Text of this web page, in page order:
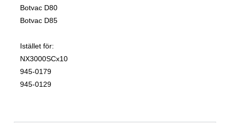
Botvac D80
Botvac D85
Istället för:
NX3000SCx10
945-0179
945-0129